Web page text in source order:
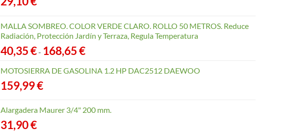
MALLA SOMBREO. COLOR VERDE CLARO. ROLLO 50 METROS. Reduce
Radiación, Protección Jardín y Terraza, Regula Temperatura
40,35€- 168,65€Rango
precios:
168,65 €
MOTOSIERRA DE GASOLINA 1.2 HP DAC2512 DAEWOO
159,99€
Alargadera Maurer 3/4" 200 mm.
31,90€